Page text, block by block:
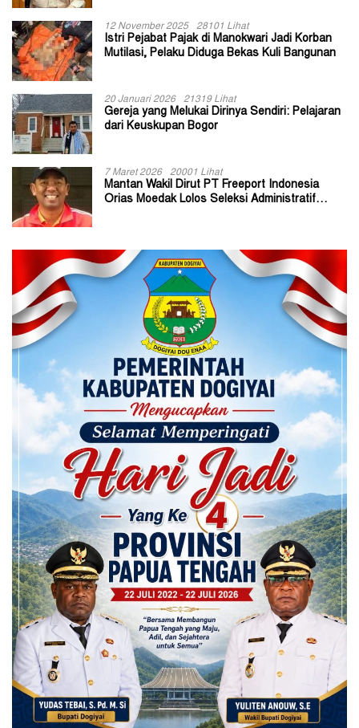
12 November 2025 28101 Lihat
Istri Pejabat Pajak di Manokwari Jadi Korban
Mutilasi, Pelaku Diduga Bekas Kuli Bangunan
20 Januari 2026 21319 Lihat
Gereja yang Melukai Dirinya Sendiri: Pelajaran
dari Keuskupan Bogor
7 Maret 2026 20001 Lihat
Mantan Wakil Dirut PT Freeport Indonesia
Orias Moedak Lolos Seleksi Administratif